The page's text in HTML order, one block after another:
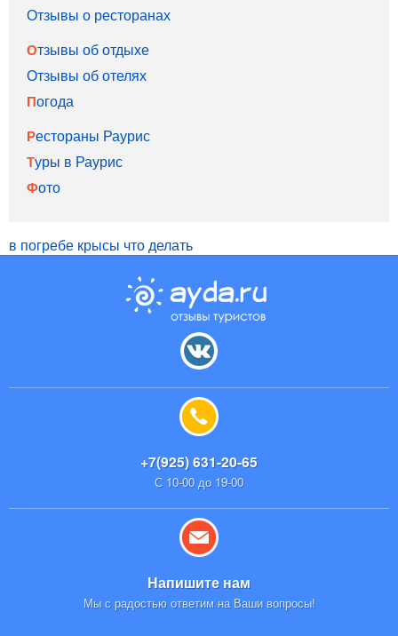
Отзывы о ресторанах
Отзывы об отдыхе
Отзывы об отелях
Погода
Рестораны Раурис
Туры в Раурис
Фото
в погребе крысы что делать
+7(925) 631-20-65
С 10-00 до 19-00
Напишите нам
Мы с радостью ответим на Ваши вопросы!